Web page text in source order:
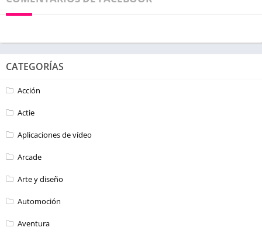
CATEGORÍAS
Acción
Actie
Aplicaciones de vídeo
Arcade
Arte y diseño
Automoción
Aventura